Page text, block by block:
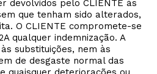
devolvidos pelo CLIENTE às
que tenham sido alterados,
O CLIENTE compromete-se
qualquer indemnização. A
substituições, nem às
de desgaste normal das